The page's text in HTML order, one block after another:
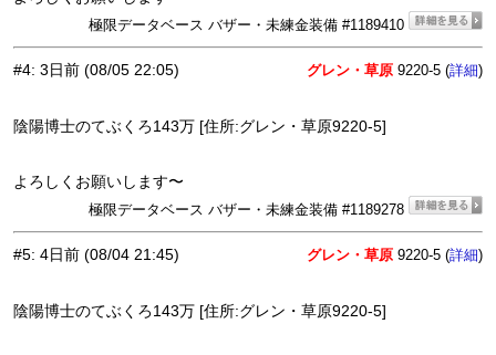
極限データベース バザー・未練金装備 #1189410
#4: 3日前 (08/05 22:05) グレン・草原 9220-5 (詳細)
陰陽博士のてぶくろ143万 [住所:グレン・草原9220-5]
よろしくお願いします〜
極限データベース バザー・未練金装備 #1189278
#5: 4日前 (08/04 21:45) グレン・草原 9220-5 (詳細)
陰陽博士のてぶくろ143万 [住所:グレン・草原9220-5]